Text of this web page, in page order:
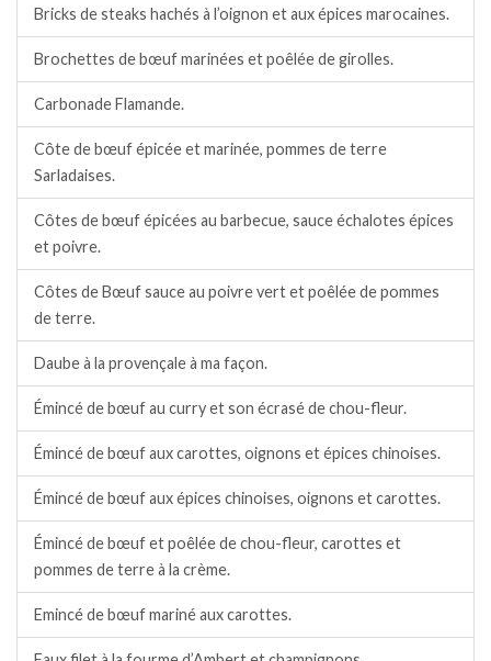
Bricks de steaks hachés à l’oignon et aux épices marocaines.
Brochettes de bœuf marinées et poêlée de girolles.
Carbonade Flamande.
Côte de bœuf épicée et marinée, pommes de terre
Sarladaises.
Côtes de bœuf épicées au barbecue, sauce échalotes épices
et poivre.
Côtes de Bœuf sauce au poivre vert et poêlée de pommes
de terre.
Daube à la provençale à ma façon.
Émincé de bœuf au curry et son écrasé de chou-fleur.
Émincé de bœuf aux carottes, oignons et épices chinoises.
Émincé de bœuf aux épices chinoises, oignons et carottes.
Émincé de bœuf et poêlée de chou-fleur, carottes et
pommes de terre à la crème.
Emincé de bœuf mariné aux carottes.